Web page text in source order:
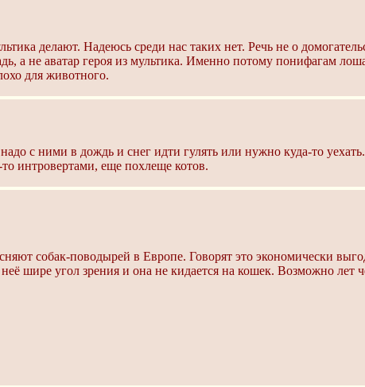
делают. Надеюсь среди нас таких нет. Речь не о
а не аватар героя из мультика. Именно потому понифагам
для животного.
с ними в дождь и снег идти гулять или нужно куда-то
интровертами, еще похлеще котов.
собак-поводырей в Европе. Говорят это экономически
шире угол зрения и она не кидается на кошек. Возможно лет